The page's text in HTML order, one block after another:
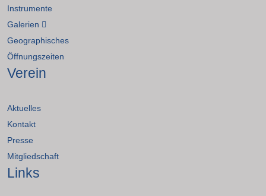
Instrumente
Galerien
Geographisches
Öffnungszeiten
Verein
Aktuelles
Kontakt
Presse
Mitgliedschaft
Links